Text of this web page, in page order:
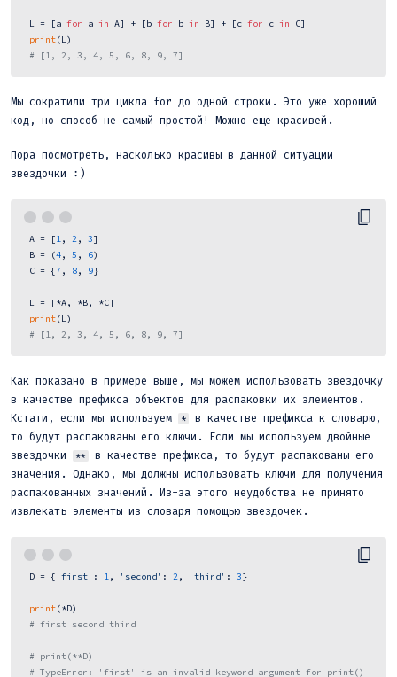
L = [a for a in A] + [b for b in B] + [c for c in C]
print(L)
# [1, 2, 3, 4, 5, 6, 8, 9, 7]
Мы сократили три цикла for до одной строки. Это уже хороший
код, но способ не самый простой! Можно еще красивей.
Пора посмотреть, насколько красивы в данной ситуации
звездочки :)
A = [1 , 2 , 3]
B = (4, 5 , 6)
C = {7 , 8, 9}
L = [*A, *B, *C]
print(L)
# [1, 2, 3, 4, 5, 6, 8, 9, 7]
Как показано в примере выше, мы можем использовать звездочку
в качестве префикса объектов для распаковки их элементов.
Кстати, если мы используем
*
в качестве префикса к словарю,
то будут распакованы его ключи. Если мы используем двойные
звездочки
**
в качестве префикса, то будут распакованы его
значения. Однако, мы должны использовать ключи для получения
распакованных значений. Из-за этого неудобства не принято
извлекать элементы из словаря помощью звездочек.
D = { 'first' : 1 , 'second' : 2 , 'third' : 3}
print(*D)
# first second third
# print(**D)
# TypeError: 'first' is an invalid keyword argument for print()